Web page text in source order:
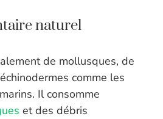
naturel
de mollusques, de
comme les
Il consomme
et des débris